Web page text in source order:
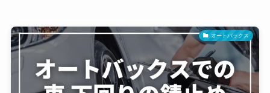
オートバックス